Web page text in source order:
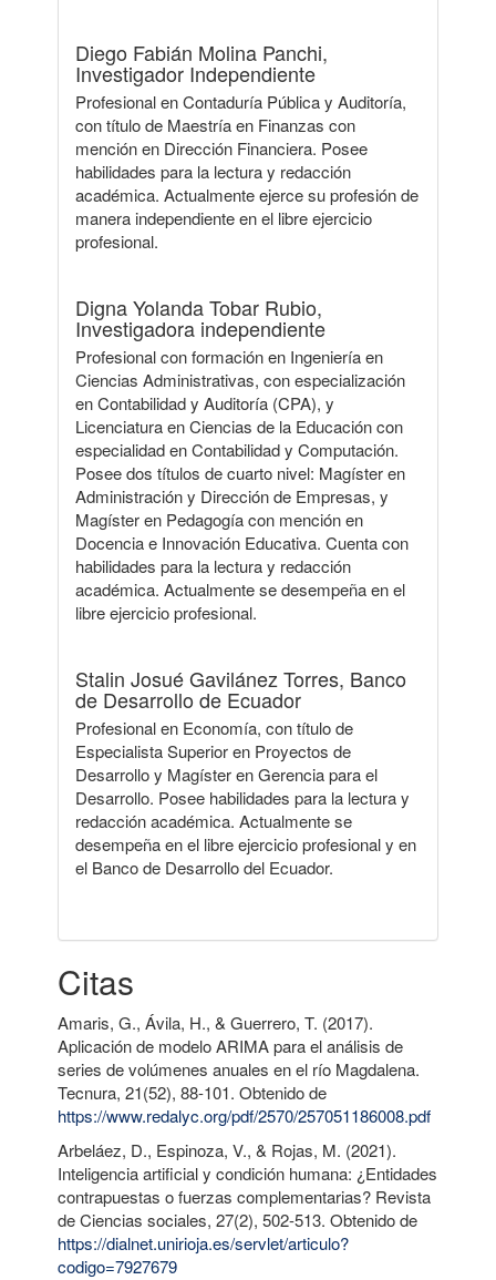
Diego Fabián Molina Panchi,
Investigador Independiente
Profesional en Contaduría Pública y Auditoría,
con título de Maestría en Finanzas con
mención en Dirección Financiera. Posee
habilidades para la lectura y redacción
académica. Actualmente ejerce su profesión de
manera independiente en el libre ejercicio
profesional.
Digna Yolanda Tobar Rubio,
Investigadora independiente
Profesional con formación en Ingeniería en
Ciencias Administrativas, con especialización
en Contabilidad y Auditoría (CPA), y
Licenciatura en Ciencias de la Educación con
especialidad en Contabilidad y Computación.
Posee dos títulos de cuarto nivel: Magíster en
Administración y Dirección de Empresas, y
Magíster en Pedagogía con mención en
Docencia e Innovación Educativa. Cuenta con
habilidades para la lectura y redacción
académica. Actualmente se desempeña en el
libre ejercicio profesional.
Stalin Josué Gavilánez Torres, Banco
de Desarrollo de Ecuador
Profesional en Economía, con título de
Especialista Superior en Proyectos de
Desarrollo y Magíster en Gerencia para el
Desarrollo. Posee habilidades para la lectura y
redacción académica. Actualmente se
desempeña en el libre ejercicio profesional y en
el Banco de Desarrollo del Ecuador.
Citas
Amaris, G., Ávila, H., & Guerrero, T. (2017).
Aplicación de modelo ARIMA para el análisis de
series de volúmenes anuales en el río Magdalena.
Tecnura, 21(52), 88-101. Obtenido de
https://www.redalyc.org/pdf/2570/257051186008.pdf
Arbeláez, D., Espinoza, V., & Rojas, M. (2021).
Inteligencia artificial y condición humana: ¿Entidades
contrapuestas o fuerzas complementarias? Revista
de Ciencias sociales, 27(2), 502-513. Obtenido de
https://dialnet.unirioja.es/servlet/articulo?
codigo=7927679